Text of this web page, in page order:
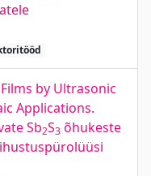
by Ultrasonic
Applications.
Sb2S3 õhukeste